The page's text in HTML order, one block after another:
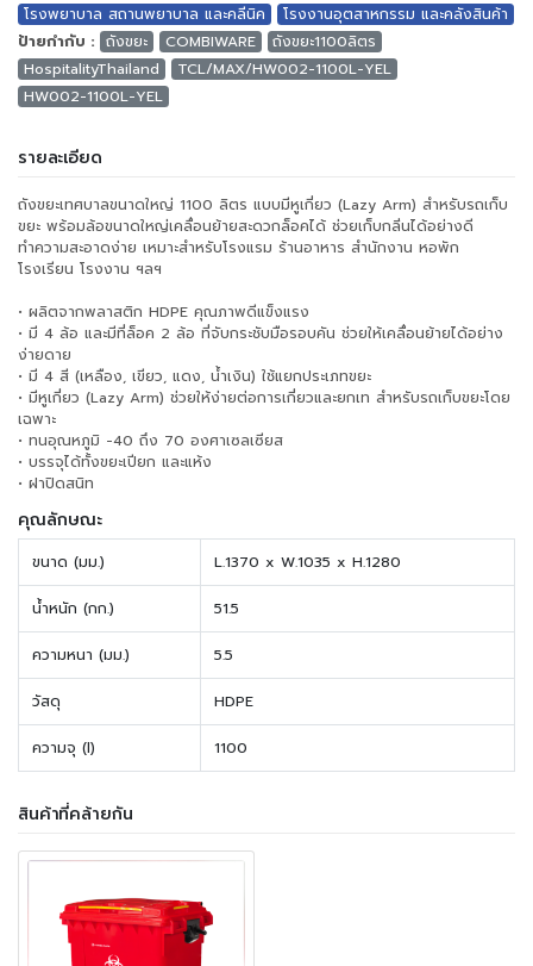
โรงพยาบาล สถานพยาบาล และคลีนิค
โรงงานอุตสาหกรรม และคลังสินค้า
ป้ายกำกับ : ถังขยะ COMBIWARE
ถังขยะ1100ลิตร
HospitalityThailand
TCL/MAX/HW002-1100L-YEL
HW002-1100L-YEL
รายละเอียด
ถังขยะเทศบาลขนาดใหญ่ 1100 ลิตร แบบมีหูเกี่ยว (Lazy Arm) สำหรับรถเก็บ
ขยะ พร้อมล้อขนาดใหญ่เคลื่อนย้ายสะดวกล็อคได้ ช่วยเก็บกลิ่นได้อย่างดี
ทำความสะอาดง่าย เหมาะสำหรับโรงแรม ร้านอาหาร สำนักงาน หอพัก
โรงเรียน โรงงาน ฯลฯ
• ผลิตจากพลาสติก HDPE คุณภาพดีแข็งแรง
• มี 4 ล้อ และมีที่ล็อค 2 ล้อ ที่จับกระชับมือรอบคัน ช่วยให้เคลื่อนย้ายได้อย่าง
ง่ายดาย
• มี 4 สี (เหลือง, เขียว, แดง, น้ำเงิน) ใช้แยกประเภทขยะ
• มีหูเกี่ยว (Lazy Arm) ช่วยให้ง่ายต่อการเกี่ยวและยกเท สำหรับรถเก็บขยะโดย
เฉพาะ
• ทนอุณหภูมิ -40 ถึง 70 องศาเซลเซียส
• บรรจุได้ทั้งขยะเปียก และแห้ง
• ฝาปิดสนิท
คุณลักษณะ
ขนาด (มม.) L.1370 x W.1035 x H.1280
น้ำหนัก (กก.) 51.5
ความหนา (มม.) 5.5
วัสดุ HDPE
ความจุ (l) 1100
สินค้าที่คล้ายกัน